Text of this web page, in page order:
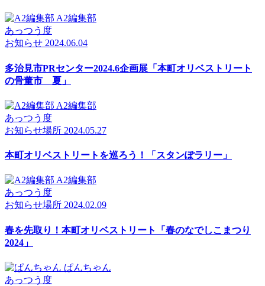
A2編集部
あっつう度
お知らせ 2024.06.04
多治見市PRセンター2024.6企画展「本町オリベストリート
の骨董市 夏」
A2編集部
あっつう度
お知らせ場所 2024.05.27
本町オリベストリートを巡ろう！「スタンぽラリー」
A2編集部
あっつう度
お知らせ場所 2024.02.09
春を先取り！本町オリベストリート「春のなでしこまつり
2024」
ぱんちゃん
あっつう度